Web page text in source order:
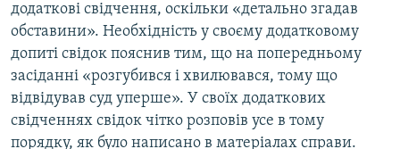
додаткові свідчення, оскільки «детально згадав
обставини». Необхідність у своєму додатковому
допиті свідок пояснив тим, що на попередньому
засіданні «розгубився і хвилювався, тому що
відвідував суд уперше». У своїх додаткових
свідченнях свідок чітко розповів усе в тому
порядку, як було написано в матеріалах справи.